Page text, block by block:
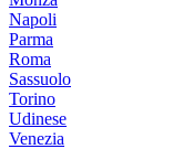
Napoli
Parma
Roma
Sassuolo
Torino
Udinese
Venezia